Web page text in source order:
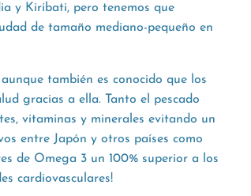
y Kiribati, pero tenemos que
de tamaño mediano-pequeño en
también es conocido que los
gracias a ella. Tanto el pescado
vitaminas y minerales evitando un
entre Japón y otros países como
de Omega 3 un 100% superior a los
cardiovasculares!